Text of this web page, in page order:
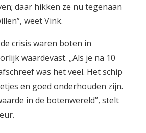
daar hikken ze nu tegenaan
weet Vink.
crisis waren boten in
waardevast. „Als je na 10
was het veel. Het schip
en goed onderhouden zijn.
in de botenwereld”, stelt